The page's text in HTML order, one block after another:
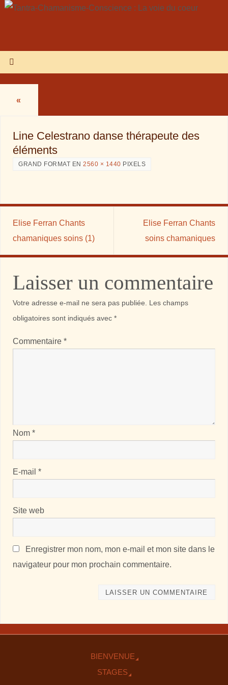
«
Line Celestrano danse thérapeute des
éléments
GRAND FORMAT EN2560 × 1440 PIXELS
Elise Ferran Chants
chamaniques soins (1)
Elise Ferran Chants
soins chamaniques
Laisser un commentaire
Votre adresse e-mail ne sera pas publiée.
Les champs
obligatoires sont indiqués avec*
Commentaire*
Nom*
E-mail*
Site web
Enregistrer mon nom, mon e-mail et mon site dans le
navigateur pour mon prochain commentaire.
BIENVENUE
STAGES